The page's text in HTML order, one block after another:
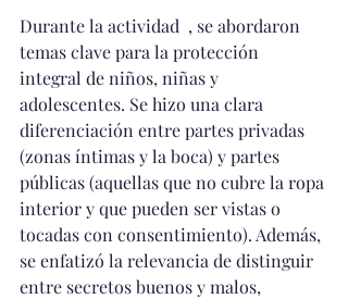
Durante la actividad  , se abordaron
temas clave para la protección
integral de niños, niñas y
adolescentes. Se hizo una clara
diferenciación entre partes privadas
(zonas íntimas y la boca) y partes
públicas (aquellas que no cubre la ropa
interior y que pueden ser vistas o
tocadas con consentimiento). Además,
se enfatizó la relevancia de distinguir
entre secretos buenos y malos,